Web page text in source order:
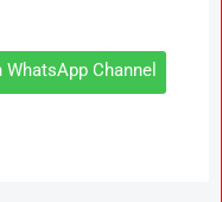
WhatsApp Channel